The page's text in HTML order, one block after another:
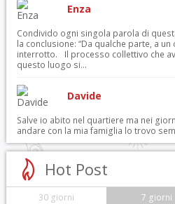
Enza
Condivido ogni singola parola di
la conclusione: “Da qualche parte, a
interrotto. Il processo collettivo che
questo luogo si...
Davide
Salve io abito nel quartiere ma nei
andare con la mia famiglia lo trovo
Hot Post
30 giorni 7 giorni